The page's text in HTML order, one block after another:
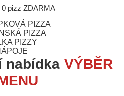
pizz ZDARMA
PIZZA
PIZZA
PIZZY
nabídka VÝBĚR